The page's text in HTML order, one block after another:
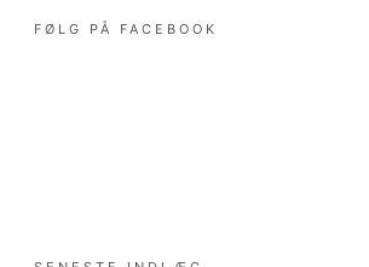
FØLG PÅ FACEBOOK